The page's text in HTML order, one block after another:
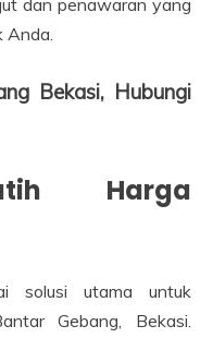
Bekasi, Hubungi
Harga
solusi utama untuk
Gebang, Bekasi.